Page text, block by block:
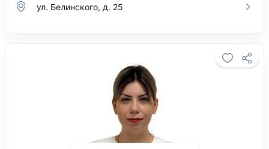
ул. Белинского, д. 25